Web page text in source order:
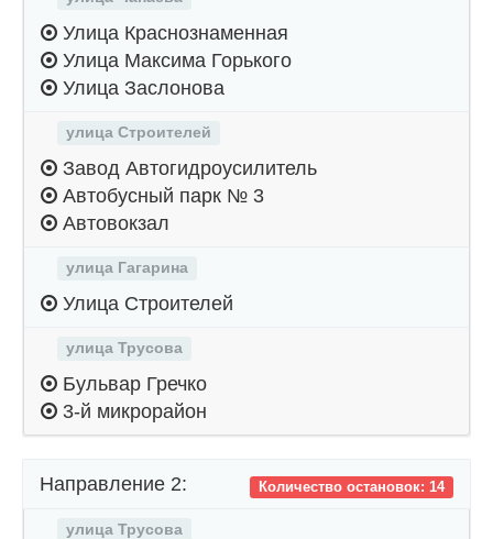
Улица Краснознаменная
Улица Максима Горького
Улица Заслонова
улица Строителей
Завод Автогидроусилитель
Автобусный парк № 3
Автовокзал
улица Гагарина
Улица Строителей
улица Трусова
Бульвар Гречко
3-й микрорайон
Количество остановок: 14
Направление 2:
улица Трусова